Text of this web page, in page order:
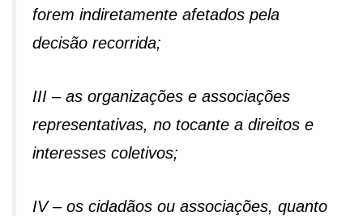
forem indiretamente afetados pela
decisão recorrida;
III – as organizações e associações
representativas, no tocante a direitos e
interesses coletivos;
IV – os cidadãos ou associações, quanto